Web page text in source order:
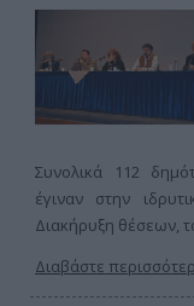
Συνολικά 112
έγιναν στην
Διακήρυξη θέσεων,
Διαβάστε